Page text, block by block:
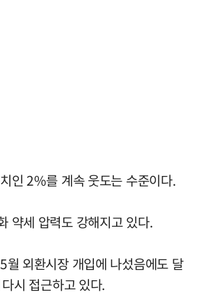
인 2%를 계속 웃도는 수준이다.
약세 압력도 강해지고 있다.
월 외환시장 개입에 나섰음에도 달
시 접근하고 있다.